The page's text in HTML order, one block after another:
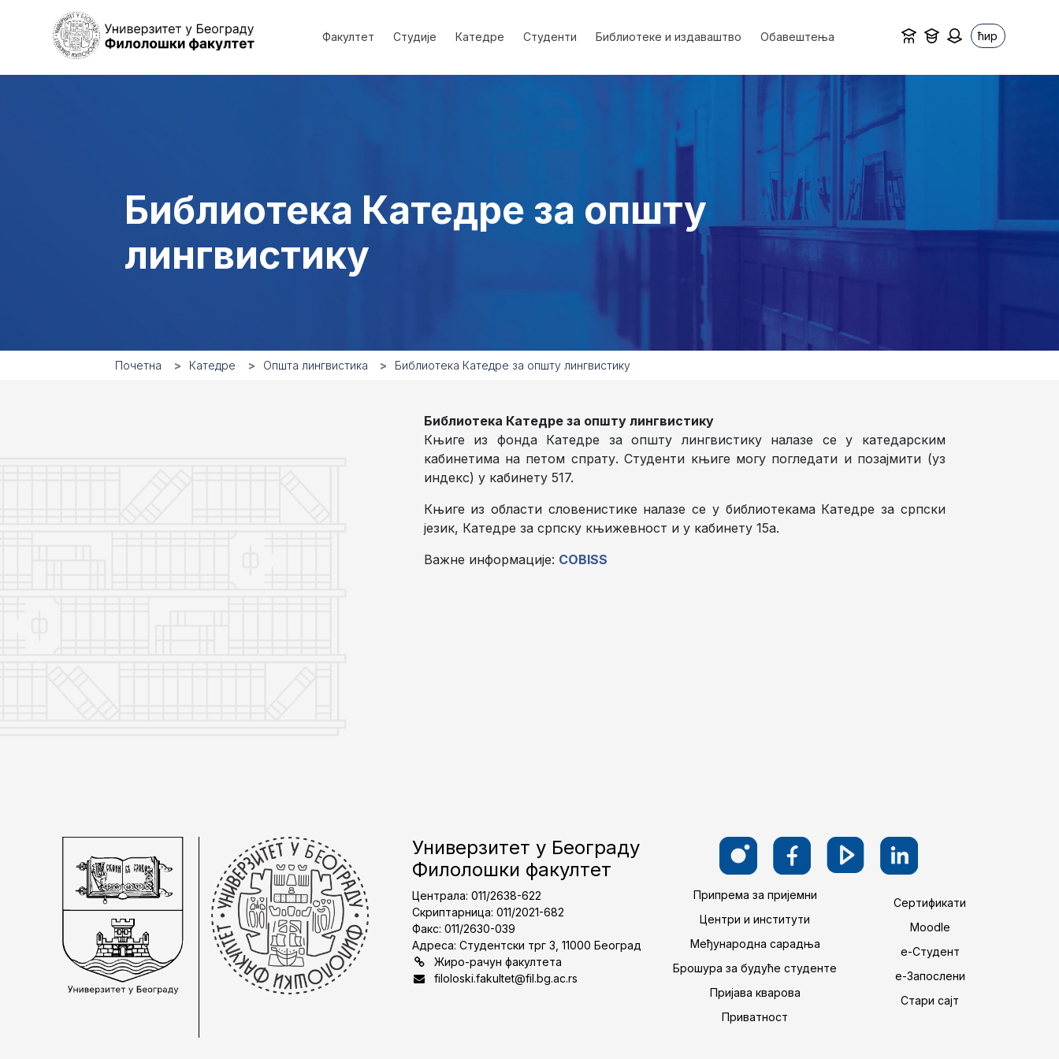
Факултет Студије Катедре Студенти Библиотеке и издаваштво Обавештења ћир
Библиотека Катедре за општу
лингвистику
Почетна Катедре Општа лингвистика Библиотека Катедре за општу лингвистику
Библиотека Катедре за општу лингвистику
Књиге из фонда Катедре за општу лингвистику налазе се у катедарским
кабинетима на петом спрату. Студенти књиге могу погледати и позајмити (уз
индекс) у кабинету 517.
Књиге из области словенистике налазе се у библиотекама Катедре за српски
језик, Катедре за српску књижевност и у кабинету 15а.
Важне информације: COBISS
Универзитет у Београду
Филолошки факултет
Централа: 011/2638-622
Скриптарница: 011/2021-682
Факс: 011/2630-039
Адреса: Студентски трг 3, 11000 Београд
Жиро-рачун факултета
filoloski.fakultet@fil.bg.ac.rs
Припрема за пријемни
Центри и институти
Међународна сарадња
Брошура за будуће студенте
Пријава кварова
Приватност
Сертификати
Moodle
е-Студент
е-Запослени
Стари сајт